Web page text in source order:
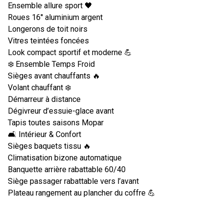
Ensemble allure sport 🖤
Roues 16'' aluminium argent
Longerons de toit noirs
Vitres teintées foncées
Look compact sportif et moderne 💪
❄️ Ensemble Temps Froid
Sièges avant chauffants 🔥
Volant chauffant ❄️
Démarreur à distance
Dégivreur d’essuie-glace avant
Tapis toutes saisons Mopar
🛋️ Intérieur & Confort
Sièges baquets tissu 🔥
Climatisation bizone automatique
Banquette arrière rabattable 60/40
Siège passager rabattable vers l’avant
Plateau rangement au plancher du coffre 💪